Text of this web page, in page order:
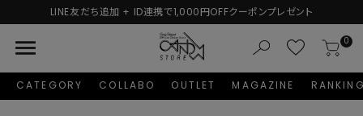
新規会員登録で1,000円分のポイントプレゼント！
menu 0
CATEGORY COLLABO OUTLET MAGAZINE